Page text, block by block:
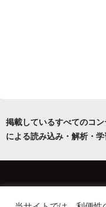
掲載しているすべてのコ
による読み込み・解析・学